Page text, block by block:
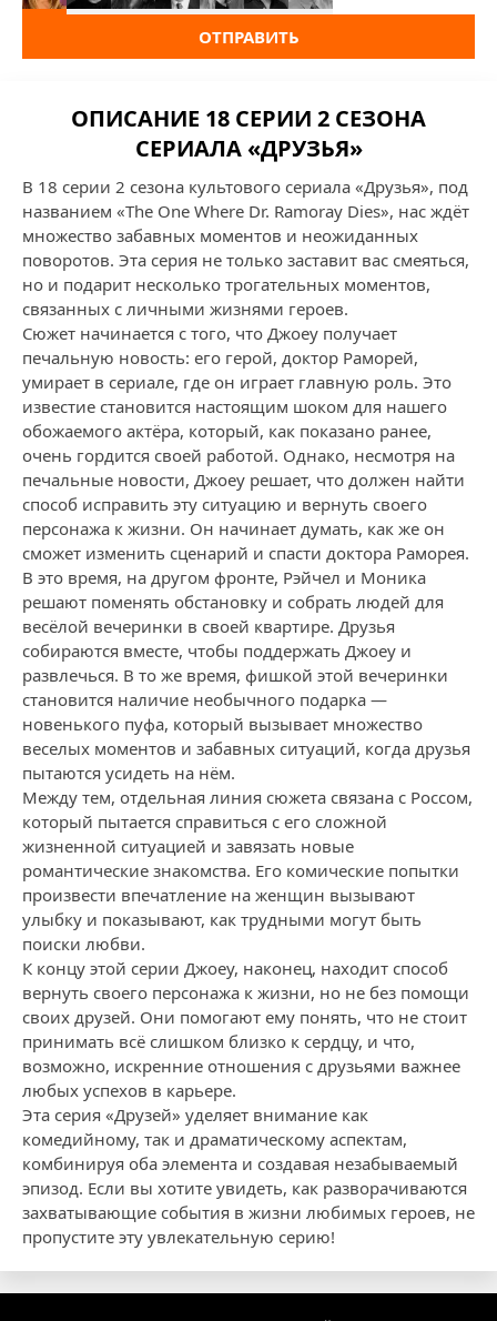
ОТПРАВИТЬ
ОПИСАНИЕ 18 СЕРИИ 2 СЕЗОНА
СЕРИАЛА «ДРУЗЬЯ»
В 18 серии 2 сезона культового сериала «Друзья», под
названием «The One Where Dr. Ramoray Dies», нас ждёт
множество забавных моментов и неожиданных
поворотов. Эта серия не только заставит вас смеяться,
но и подарит несколько трогательных моментов,
связанных с личными жизнями героев.
Сюжет начинается с того, что Джоey получает
печальную новость: его герой, доктор Раморей,
умирает в сериале, где он играет главную роль. Это
известие становится настоящим шоком для нашего
обожаемого актёра, который, как показано ранее,
очень гордится своей работой. Однако, несмотря на
печальные новости, Джоey решает, что должен найти
способ исправить эту ситуацию и вернуть своего
персонажа к жизни. Он начинает думать, как же он
сможет изменить сценарий и спасти доктора Раморея.
В это время, на другом фронте, Рэйчел и Моника
решают поменять обстановку и собрать людей для
весёлой вечеринки в своей квартире. Друзья
собираются вместе, чтобы поддержать Джоey и
развлечься. В то же время, фишкой этой вечеринки
становится наличие необычного подарка —
новенького пуфа, который вызывает множество
веселых моментов и забавных ситуаций, когда друзья
пытаются усидеть на нём.
Между тем, отдельная линия сюжета связана с Россом,
который пытается справиться с его сложной
жизненной ситуацией и завязать новые
романтические знакомства. Его комические попытки
произвести впечатление на женщин вызывают
улыбку и показывают, как трудными могут быть
поиски любви.
К концу этой серии Джоey, наконец, находит способ
вернуть своего персонажа к жизни, но не без помощи
своих друзей. Они помогают ему понять, что не стоит
принимать всё слишком близко к сердцу, и что,
возможно, искренние отношения с друзьями важнее
любых успехов в карьере.
Эта серия «Друзей» уделяет внимание как
комедийному, так и драматическому аспектам,
комбинируя оба элемента и создавая незабываемый
эпизод. Если вы хотите увидеть, как разворачиваются
захватывающие события в жизни любимых героев, не
пропустите эту увлекательную серию!